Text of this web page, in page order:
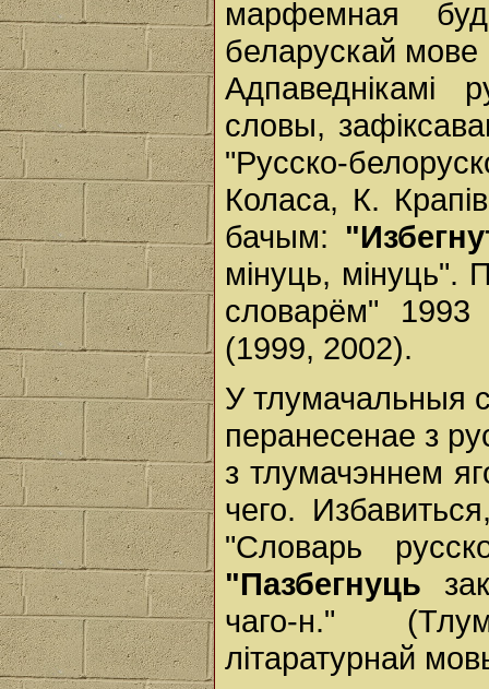
марфемная
беларускай мове
Адпаведнікамі
словы,
"Русско-
Коласа, К.
бачым:
мінуць, мінуць".
словарём" 1993
(1999, 2002).
У тлумачальныя
перанесенае з
з тлумачэннем
чего.
"Словарь
"Пазбегнуць
чаго-н."
літаратурнай